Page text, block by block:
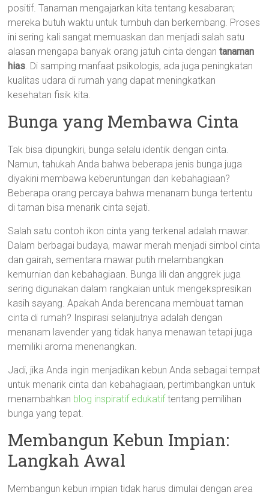
positif. Tanaman mengajarkan kita tentang kesabaran;
mereka butuh waktu untuk tumbuh dan berkembang. Proses
ini sering kali sangat memuaskan dan menjadi salah satu
alasan mengapa banyak orang jatuh cinta dengantanaman
hias. Di samping manfaat psikologis, ada juga peningkatan
kualitas udara di rumah yang dapat meningkatkan
kesehatan fisik kita.
Bunga yang Membawa Cinta
Tak bisa dipungkiri, bunga selalu identik dengan cinta.
Namun, tahukah Anda bahwa beberapa jenis bunga juga
diyakini membawa keberuntungan dan kebahagiaan?
Beberapa orang percaya bahwa menanam bunga tertentu
di taman bisa menarik cinta sejati.
Salah satu contoh ikon cinta yang terkenal adalah mawar.
Dalam berbagai budaya, mawar merah menjadi simbol cinta
dan gairah, sementara mawar putih melambangkan
kemurnian dan kebahagiaan. Bunga lili dan anggrek juga
sering digunakan dalam rangkaian untuk mengekspresikan
kasih sayang. Apakah Anda berencana membuat taman
cinta di rumah? Inspirasi selanjutnya adalah dengan
menanam lavender yang tidak hanya menawan tetapi juga
memiliki aroma menenangkan.
Jadi, jika Anda ingin menjadikan kebun Anda sebagai tempat
untuk menarik cinta dan kebahagiaan, pertimbangkan untuk
menambahkan blog inspiratif edukatiftentang pemilihan
bunga yang tepat.
Membangun Kebun Impian:
Langkah Awal
Membangun kebun impian tidak harus dimulai dengan area